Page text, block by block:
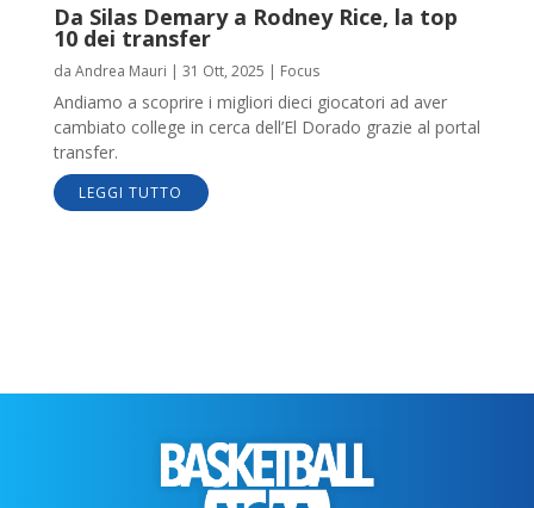
Da Silas Demary a Rodney Rice, la top
10 dei transfer
da Andrea Mauri | 31 Ott, 2025 | Focus
Andiamo a scoprire i migliori dieci giocatori ad aver
cambiato college in cerca dell’El Dorado grazie al portal
transfer.
LEGGI TUTTO